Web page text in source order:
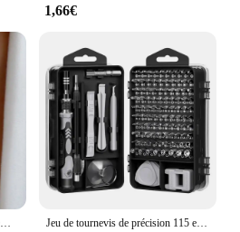
1,66€
Collier Vintage couleur or pour femmes, plusieurs Styles, style Boho, tendance, multicouche, pendentif en cristal, ensemble de bijoux cadeaux, nouvelle collection Jeu de tournevis de précision 115 en 1, outil de réparation professionnel multifonctionnel avec magnétique adapté à diverses réparations